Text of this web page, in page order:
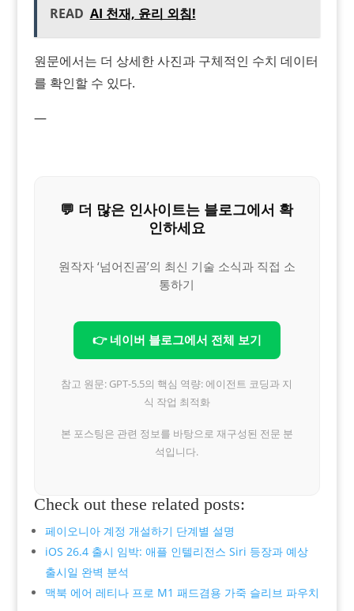
READ AI 천재, 윤리 외침!
원문에서는 더 상세한 사진과 구체적인 수치 데이터
를 확인할 수 있다.
—
💬 더 많은 인사이트는 블로그에서 확
인하세요
원작자 ‘넘어진곰’의 최신 기술 소식과 직접 소
통하기
👉 네이버 블로그에서 전체 보기
참고 원문: GPT-5.5의 핵심 역량: 에이전트 코딩과 지
식 작업 최적화
본 포스팅은 관련 정보를 바탕으로 재구성된 전문 분
석입니다.
Check out these related posts:
페이오니아 계정 개설하기 단계별 설명
iOS 26.4 출시 임박: 애플 인텔리전스 Siri 등장과 예상
출시일 완벽 분석
맥북 에어 레티나 프로 M1 패드겸용 가죽 슬리브 파우치